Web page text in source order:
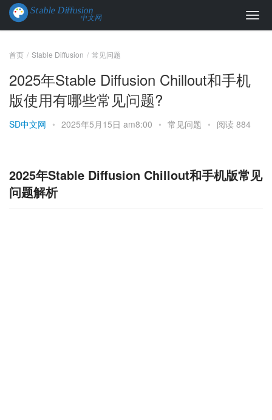
首页 Stable Diffusion 常见问题
2025年Stable Diffusion Chillout和手机
版使用有哪些常见问题?
SD中文网 • 2025年5月15日 am8:00 • 常见问题 • 阅读 884
2025年Stable Diffusion Chillout和手机版常见
问题解析